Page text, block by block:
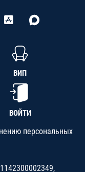
ВИП
ВОЙТИ
персональных